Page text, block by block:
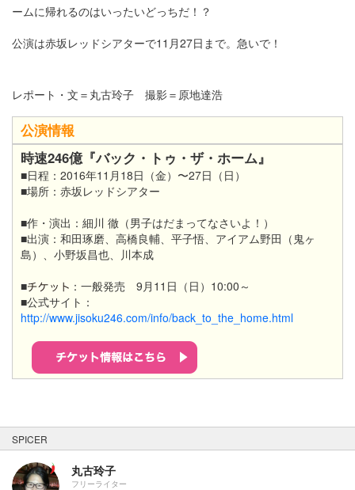
ームに帰れるのはいったいどっちだ！？
公演は赤坂レッドシアターで11月27日まで。急いで！
レポート・文＝丸古玲子 撮影＝原地達浩
公演情報
時速246億『バック・トゥ・ザ・ホーム』
■日程：2016年11月18日（金）〜27日（日）
■場所：赤坂レッドシアター
■作・演出：細川 徹（男子はだまってなさいよ！）
■出演：和田琢磨、高橋良輔、平子悟、アイアム野田（鬼ヶ
島）、小野坂昌也、川本成
■
：一般発売 9月11日（日）10:00～
■公式サイト：
http://www.jisoku246.com/info/back_to_the_home.html
SPICER
丸古玲子
フリーライター